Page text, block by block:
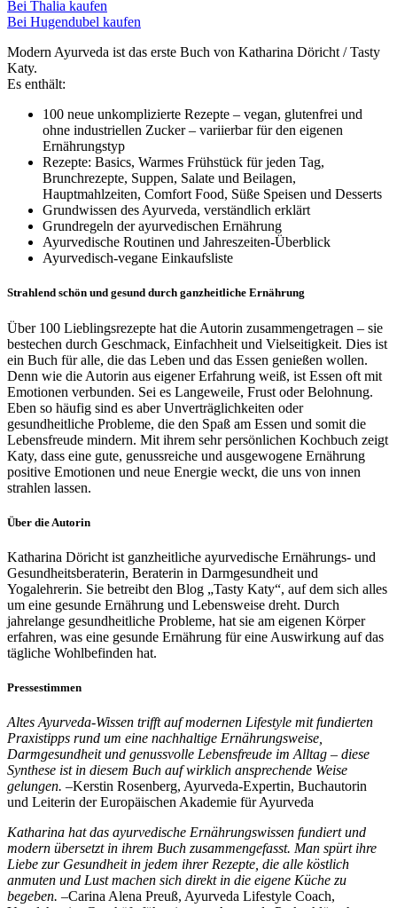
Bei Thalia kaufen
Bei Hugendubel kaufen
Modern Ayurveda ist das erste Buch von Katharina Döricht / Tasty
Katy.
Es enthält:
100 neue unkomplizierte Rezepte – vegan, glutenfrei und
ohne industriellen Zucker – variierbar für den eigenen
Ernährungstyp
Rezepte: Basics, Warmes Frühstück für jeden Tag,
Brunchrezepte, Suppen, Salate und Beilagen,
Hauptmahlzeiten, Comfort Food, Süße Speisen und Desserts
Grundwissen des Ayurveda, verständlich erklärt
Grundregeln der ayurvedischen Ernährung
Ayurvedische Routinen und Jahreszeiten-Überblick
Ayurvedisch-vegane Einkaufsliste
Strahlend schön und gesund durch ganzheitliche Ernährung
Über 100 Lieblingsrezepte hat die Autorin zusammengetragen – sie
bestechen durch Geschmack, Einfachheit und Vielseitigkeit. Dies ist
ein Buch für alle, die das Leben und das Essen genießen wollen.
Denn wie die Autorin aus eigener Erfahrung weiß, ist Essen oft mit
Emotionen verbunden. Sei es Langeweile, Frust oder Belohnung.
Eben so häufig sind es aber Unverträglichkeiten oder
gesundheitliche Probleme, die den Spaß am Essen und somit die
Lebensfreude mindern. Mit ihrem sehr persönlichen Kochbuch zeigt
Katy, dass eine gute, genussreiche und ausgewogene Ernährung
positive Emotionen und neue Energie weckt, die uns von innen
strahlen lassen.
Über die Autorin
Katharina Döricht ist ganzheitliche ayurvedische Ernährungs- und
Gesundheitsberaterin, Beraterin in Darmgesundheit und
Yogalehrerin. Sie betreibt den Blog „Tasty Katy“, auf dem sich alles
um eine gesunde Ernährung und Lebensweise dreht. Durch
jahrelange gesundheitliche Probleme, hat sie am eigenen Körper
erfahren, was eine gesunde Ernährung für eine Auswirkung auf das
tägliche Wohlbefinden hat.
Pressestimmen
Altes Ayurveda-Wissen trifft auf modernen Lifestyle mit fundierten
Praxistipps rund um eine nachhaltige Ernährungsweise,
Darmgesundheit und genussvolle Lebensfreude im Alltag – diese
Synthese ist in diesem Buch auf wirklich ansprechende Weise
gelungen. –Kerstin Rosenberg, Ayurveda-Expertin, Buchautorin
und Leiterin der Europäischen Akademie für Ayurveda
Katharina hat das ayurvedische Ernährungswissen fundiert und
modern übersetzt in ihrem Buch zusammengefasst. Man spürt ihre
Liebe zur Gesundheit in jedem ihrer Rezepte, die alle köstlich
anmuten und Lust machen sich direkt in die eigene Küche zu
begeben. –Carina Alena Preuß, Ayurveda Lifestyle Coach,